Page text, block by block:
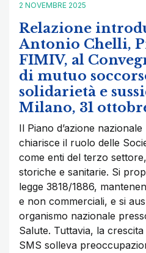
2 NOVEMBRE 2025
Relazione
Antonio Chelli,
FIMIV, al
di mutuo
solidarietà e
Milano, 31
Il Piano d’azione
chiarisce il ruolo delle
come enti del terzo
storiche e sanitarie. Si
legge 3818/1886,
e non commerciali, e si
organismo nazionale
Salute. Tuttavia, la
SMS solleva